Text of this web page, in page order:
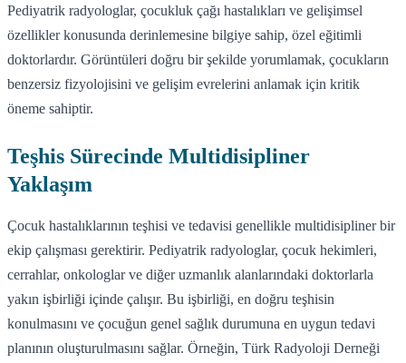
Pediyatrik radyologlar, çocukluk çağı hastalıkları ve gelişimsel
özellikler konusunda derinlemesine bilgiye sahip, özel eğitimli
doktorlardır. Görüntüleri doğru bir şekilde yorumlamak, çocukların
benzersiz fizyolojisini ve gelişim evrelerini anlamak için kritik
öneme sahiptir.
Teşhis Sürecinde Multidisipliner
Yaklaşım
Çocuk hastalıklarının teşhisi ve tedavisi genellikle multidisipliner bir
ekip çalışması gerektirir. Pediyatrik radyologlar, çocuk hekimleri,
cerrahlar, onkologlar ve diğer uzmanlık alanlarındaki doktorlarla
yakın işbirliği içinde çalışır. Bu işbirliği, en doğru teşhisin
konulmasını ve çocuğun genel sağlık durumuna en uygun tedavi
planının oluşturulmasını sağlar. Örneğin, Türk Radyoloji Derneği